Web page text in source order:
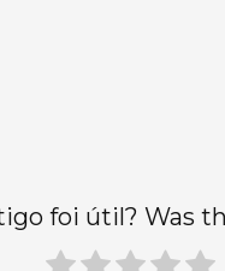
foi útil? Was